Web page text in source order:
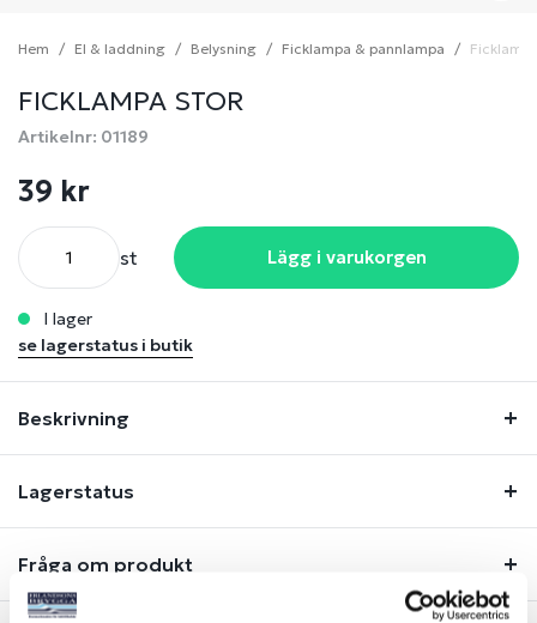
Hem El & laddning Belysning Ficklampa & pannlampa
FICKLAMPA STOR
Artikelnr: 01189
39 kr
st Lägg i varukorgen
i lager
se lagerstatus i butik
Beskrivning
Lagerstatus
Fråga om produkt